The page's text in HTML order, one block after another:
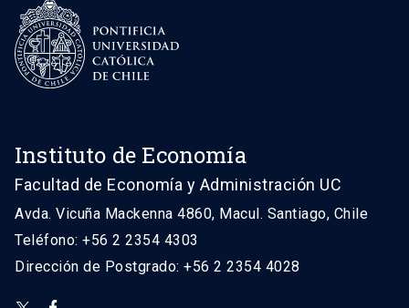
Instituto de Economía
Facultad de Economía y Administración UC
Avda. Vicuña Mackenna 4860, Macul. Santiago, Chile
Teléfono: +56 2 2354 4303
Dirección de Postgrado: +56 2 2354 4028